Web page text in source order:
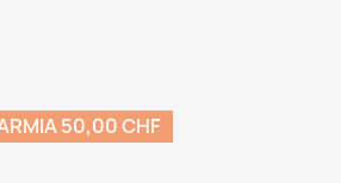
50,00 CHF